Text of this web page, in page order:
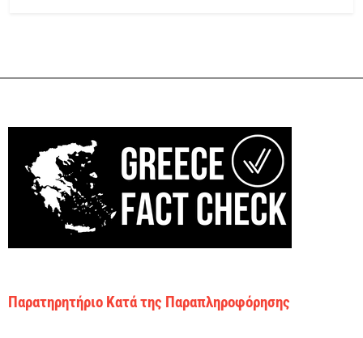
Παρατηρητήριο Κατά της Παραπληροφόρησης